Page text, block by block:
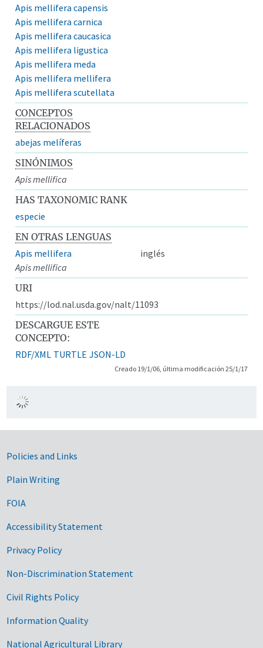
Apis mellifera capensis
Apis mellifera carnica
Apis mellifera caucasica
Apis mellifera ligustica
Apis mellifera meda
Apis mellifera mellifera
Apis mellifera scutellata
CONCEPTOS
RELACIONADOS
abejas melíferas
SINÓNIMOS
Apis mellifica
HAS TAXONOMIC RANK
especie
EN OTRAS LENGUAS
Apis mellifera
inglés
Apis mellifica
URI
https://lod.nal.usda.gov/nalt/11093
DESCARGUE ESTE
CONCEPTO:
RDF/XML TURTLE JSON-LD
Creado 19/1/06, última modificación 25/1/17
Government Links
Policies and Links
Plain Writing
FOIA
Accessibility Statement
Privacy Policy
Non-Discrimination Statement
Civil Rights Policy
Information Quality
National Agricultural Library